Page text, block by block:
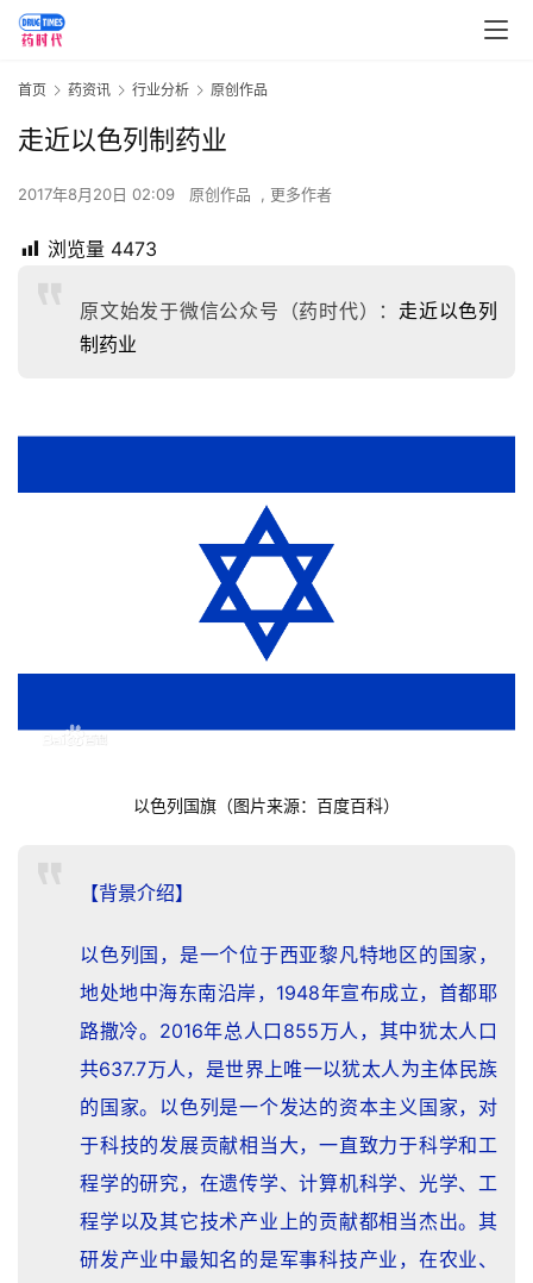
首页 药资讯 行业分析 原创作品
走近以色列制药业
2017年8月20日 02:09 原创作品 , 更多作者
浏览量 4473
原文始发于微信公众号（药时代）： 走近以色列
制药业
以色列国旗（图片来源：百度百科）
【背景介绍】
以色列国，是一个位于西亚黎凡特地区的国家，
地处地中海东南沿岸，1948年宣布成立，首都耶
路撒冷。2016年总人口855万人，其中犹太人口
共637.7万人，是世界上唯一以犹太人为主体民族
的国家。以色列是一个发达的资本主义国家，对
于科技的发展贡献相当大，一直致力于科学和工
程学的研究，在遗传学、计算机科学、光学、工
程学以及其它技术产业上的贡献都相当杰出。其
研发产业中最知名的是军事科技产业，在农业、